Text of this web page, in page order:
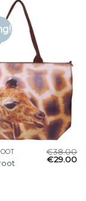
€38.00
€29.00